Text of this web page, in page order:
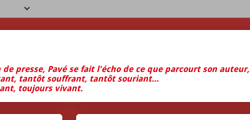
de presse, Pavé se fait l'écho de ce que parcourt son auteur,
tantôt souffrant, tantôt souriant...
toujours vivant.